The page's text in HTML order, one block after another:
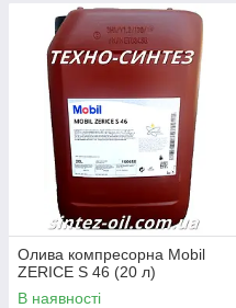
Олива компресорна Mobil
ZERICE S 46 (20 л)
В наявності